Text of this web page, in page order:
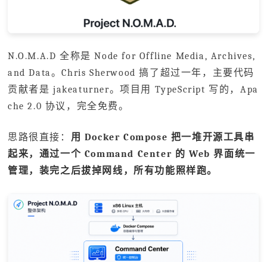
N.O.M.A.D 全称是 Node for Offline Media, Archives,
and Data。Chris Sherwood 搞了超过一年，主要代码
贡献者是 jakeaturner。项目用 TypeScript 写的，Apa
che 2.0 协议，完全免费。
思路很直接： 用 Docker Compose 把一堆开源工具串
起来，通过一个 Command Center 的 Web 界面统一
管理，装完之后拔掉网线，所有功能照样跑。